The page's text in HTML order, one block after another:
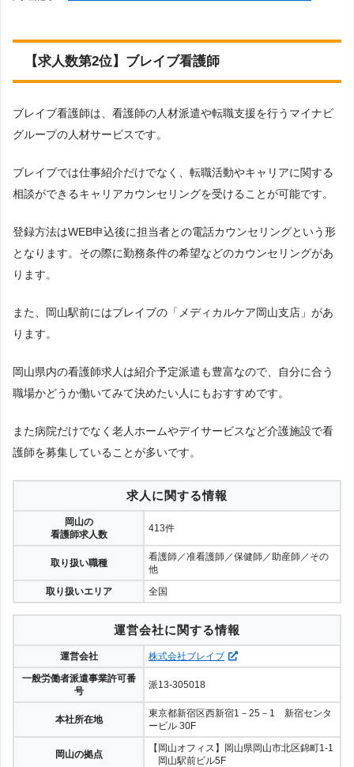
【求人数第2位】ブレイブ看護師
ブレイブ看護師は、看護師の人材派遣や転職支援を行うマイナビ
グループの人材サービスです。
ブレイブでは仕事紹介だけでなく、転職活動やキャリアに関する
相談ができるキャリアカウンセリングを受けることが可能です。
登録方法はWEB申込後に担当者との電話カウンセリングという形
となります。その際に勤務条件の希望などのカウンセリングがあ
ります。
また、岡山駅前にはブレイブの「メディカルケア岡山支店」があ
ります。
岡山県内の看護師求人は紹介予定派遣も豊富なので、自分に合う
職場かどうか働いてみて決めたい人にもおすすめです。
また病院だけでなく老人ホームやデイサービスなど介護施設で看
護師を募集していることが多いです。
求人に関する情報
岡山の
看護師求人数
413件
取り扱い職種
看護師／准看護師／保健師／助産師／その
他
取り扱いエリア
全国
運営会社に関する情報
運営会社
株式会社ブレイブ
一般労働者派遣事業許可番
号
派13-305018
本社所在地
東京都新宿区西新宿1－25－1 新宿センタ
ービル 30F
岡山の拠点
【岡山オフィス】岡山県岡山市北区錦町1-1
岡山駅前ビル5F